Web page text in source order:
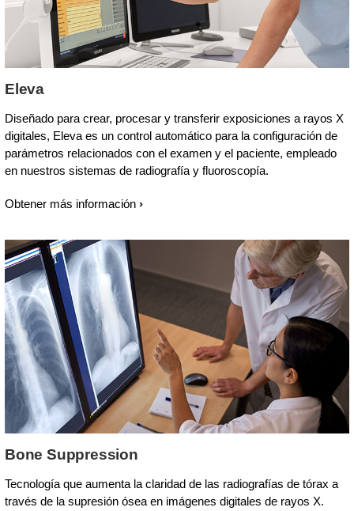
Eleva
Diseñado para crear, procesar y transferir exposiciones a rayos X
digitales, Eleva es un control automático para la configuración de
parámetros relacionados con el examen y el paciente, empleado
en nuestros sistemas de radiografía y fluoroscopía.
Obtener más información
Bone Suppression
Tecnología que aumenta la claridad de las radiografías de tórax a
través de la supresión ósea en imágenes digitales de rayos X.